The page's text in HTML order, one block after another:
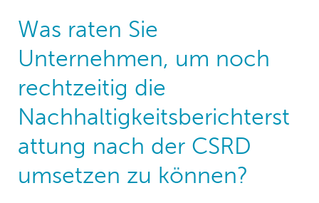
Was raten Sie
Unternehmen, um noch
rechtzeitig die
Nachhaltigkeitsberichterst
attung nach der CSRD
umsetzen zu können?